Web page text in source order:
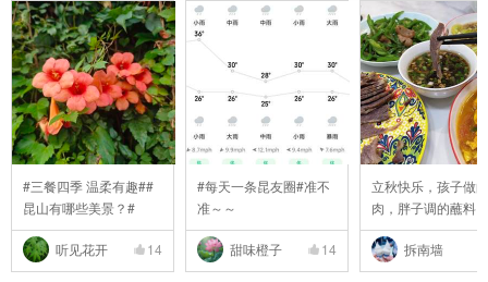
#三餐四季 温柔有趣##
昆山有哪些美景？#
听见花开 14
#每天一条昆友圈#准不
准～～
甜味橙子 14
立秋快乐，孩子做
肉，胖子调的蘸料
..
拆南墙